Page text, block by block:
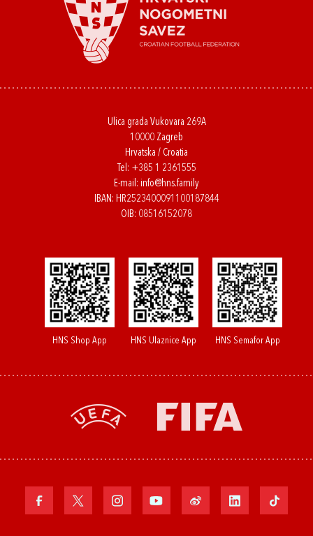
Ulica grada Vukovara 269A
10000 Zagreb
Hrvatska / Croatia
Tel: +385 1 2361555
E-mail: info@hns.family
IBAN: HR2523400091100187844
OIB: 08516152078
HNS Shop App HNS Ulaznice App HNS Semafor App